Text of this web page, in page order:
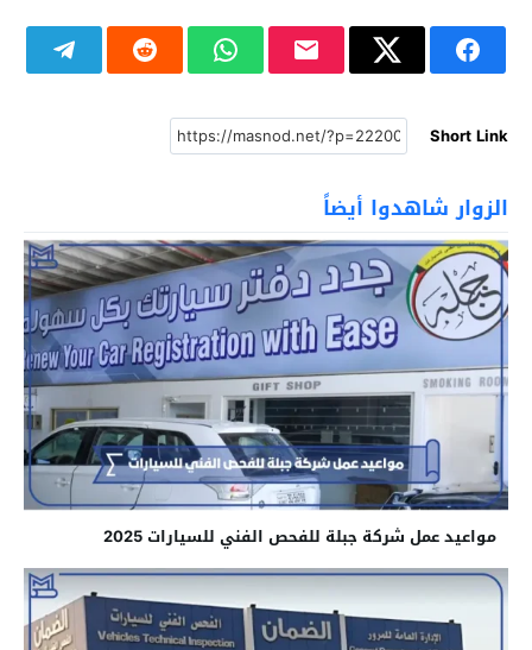
Short Link
الزوار شاهدوا أيضاً
مواعيد عمل شركة جبلة للفحص الفني للسيارات 2025